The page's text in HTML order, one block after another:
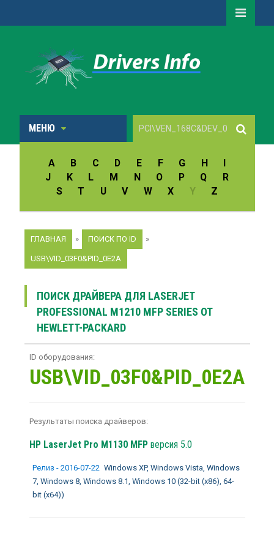
МЕНЮ
A B C D E F G H
I
J
K L M N O P Q
R
S
T U V W X Y Z
ГЛАВНАЯ » ПОИСК ПО ID »
USB\VID_03F0&PID_0E2A
ПОИСК ДРАЙВЕРА ДЛЯ LASERJET
PROFESSIONAL M1210 MFP SERIES ОТ
HEWLETT-PACKARD
ID оборудования:
USB\VID_03F0&PID_0E2A
Результаты поиска драйверов:
HP LaserJet Pro M1130 MFPверсия 5.0
Релиз - 2016-07-22 Windows XP, Windows Vista, Windows
7, Windows 8, Windows 8.1, Windows 10 (32-bit (x86), 64-
bit (x64))